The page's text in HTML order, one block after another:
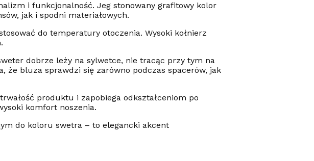
i funkcjonalność. Jeg stonowany grafitowy kolor
jak i spodni materiałowych.
do temperatury otoczenia. Wysoki kołnierz
dobrze leży na sylwetce, nie tracąc przy tym na
bluza sprawdzi się zarówno podczas spacerów, jak
produktu i zapobiega odkształceniom po
komfort noszenia.
do koloru swetra – to elegancki akcent